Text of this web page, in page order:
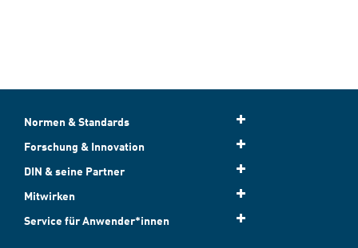
Normen & Standards
Forschung & Innovation
DIN & seine Partner
Mitwirken
Service für Anwender*innen